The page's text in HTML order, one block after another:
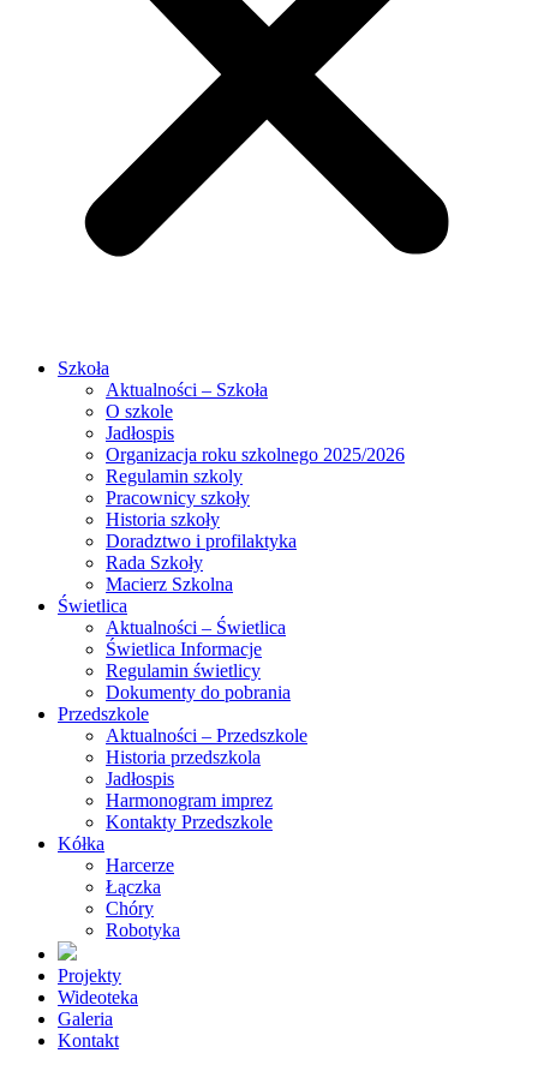
Szkoła
Aktualności – Szkoła
O szkole
Jadłospis
Organizacja roku szkolnego 2025/2026
Regulamin szkoly
Pracownicy szkoły
Historia szkoły
Doradztwo i profilaktyka
Rada Szkoły
Macierz Szkolna
Świetlica
Aktualności – Świetlica
Świetlica Informacje
Regulamin świetlicy
Dokumenty do pobrania
Przedszkole
Aktualności – Przedszkole
Historia przedszkola
Jadłospis
Harmonogram imprez
Kontakty Przedszkole
Kółka
Harcerze
Łączka
Chóry
Robotyka
Projekty
Wideoteka
Galeria
Kontakt